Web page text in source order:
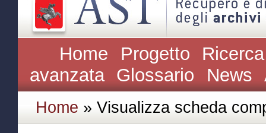
Home Progetto
avanzata Glossario News
Home » Visualizza scheda